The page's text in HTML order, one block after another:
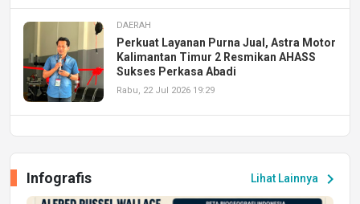
DAERAH
Perkuat Layanan Purna Jual, Astra Motor
Kalimantan Timur 2 Resmikan AHASS
Sukses Perkasa Abadi
Rabu, 22 Jul 2026 19:29
Peluang Kerja dan Magang
Jumat, 17 Jul 2026 22:30
Lihat Lainnya chevron_right
Infografis